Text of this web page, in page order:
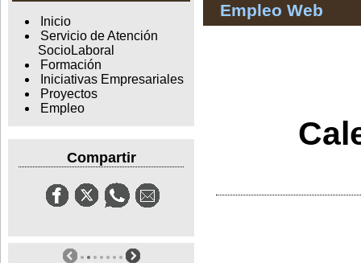
Inicio
Servicio de Atención
SocioLaboral
Formación
Iniciativas Empresariales
Proyectos
Empleo
Compartir
Empleo Web